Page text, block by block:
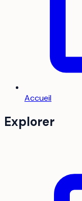
Accueil
Explorer